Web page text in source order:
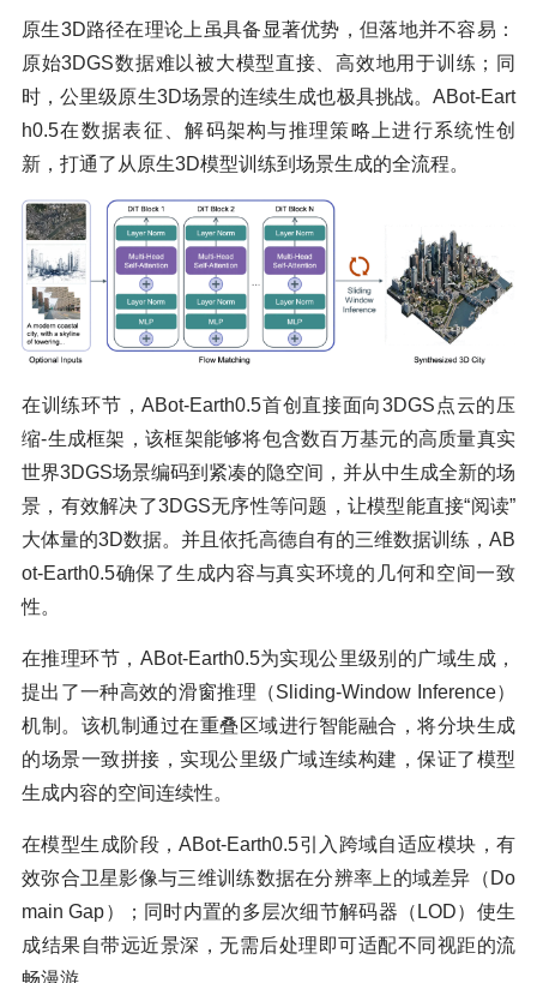
原生3D路径在理论上虽具备显著优势，但落地并不容易：
原始3DGS数据难以被大模型直接、高效地用于训练；同
时，公里级原生3D场景的连续生成也极具挑战。ABot-Eart
h0.5在数据表征、解码架构与推理策略上进行系统性创
新，打通了从原生3D模型训练到场景生成的全流程。
在训练环节，ABot-Earth0.5首创直接面向3DGS点云的压
缩-生成框架，该框架能够将包含数百万基元的高质量真实
世界3DGS场景编码到紧凑的隐空间，并从中生成全新的场
景，有效解决了3DGS无序性等问题，让模型能直接“阅读”
大体量的3D数据。并且依托高德自有的三维数据训练，AB
ot-Earth0.5确保了生成内容与真实环境的几何和空间一致
性。
在推理环节，ABot-Earth0.5为实现公里级别的广域生成，
提出了一种高效的滑窗推理（Sliding-Window Inference）
机制。该机制通过在重叠区域进行智能融合，将分块生成
的场景一致拼接，实现公里级广域连续构建，保证了模型
生成内容的空间连续性。
在模型生成阶段，ABot-Earth0.5引入跨域自适应模块，有
效弥合卫星影像与三维训练数据在分辨率上的域差异（Do
main Gap）；同时内置的多层次细节解码器（LOD）使生
成结果自带远近景深，无需后处理即可适配不同视距的流
畅漫游。